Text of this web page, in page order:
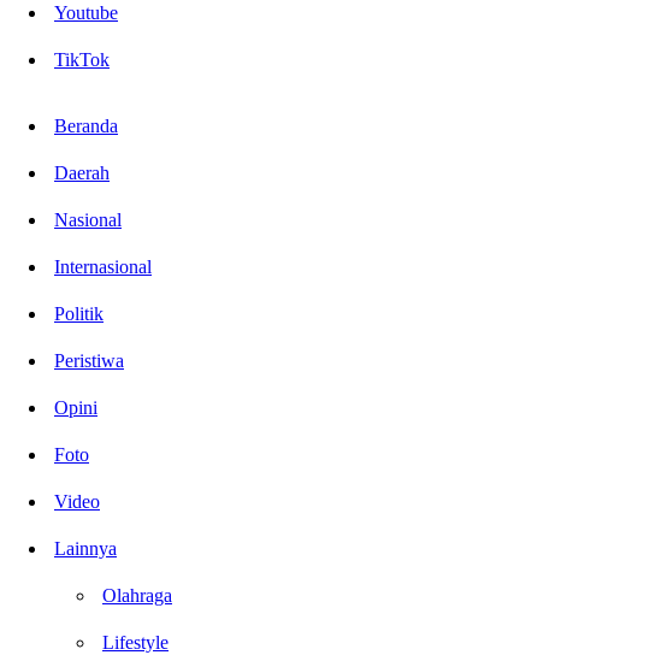
Youtube
TikTok
Beranda
Daerah
Nasional
Internasional
Politik
Peristiwa
Opini
Foto
Video
Lainnya
Olahraga
Lifestyle